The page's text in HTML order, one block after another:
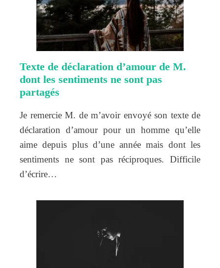
Texte de déclaration d’amour de M.
dont les sentiments ne sont pas
partagés
Je remercie M. de m’avoir envoyé son texte de
déclaration d’amour pour un homme qu’elle
aime depuis plus d’une année mais dont les
sentiments ne sont pas réciproques. Difficile
d’écrire…